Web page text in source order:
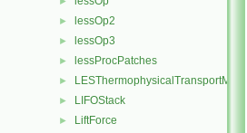
► lessOp2
► lessOp3
► lessProcPatches
► LESThermophysicalTransportModel
► LIFOStack
► LiftForce